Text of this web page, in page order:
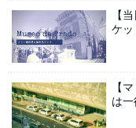
【
ケッ
【
は